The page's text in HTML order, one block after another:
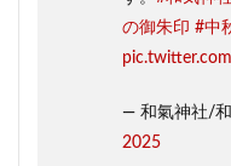
の御朱印 #中
— 和氣神社/和
2025